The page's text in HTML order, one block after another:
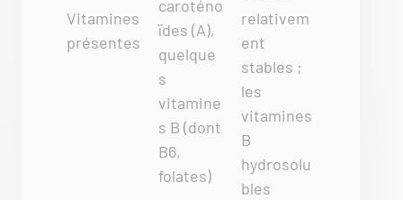
Vitamines
présentes
caroténo
ïdes (A),
quelque
s
vitamine
s B (dont
B6,
folates)
relativem
ent
stables ;
les
vitamines
B
hydrosolu
bles